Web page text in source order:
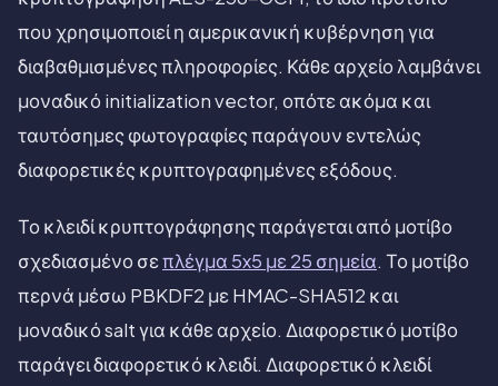
που χρησιμοποιεί η αμερικανική κυβέρνηση για
διαβαθμισμένες πληροφορίες. Κάθε αρχείο λαμβάνει
μοναδικό initialization vector, οπότε ακόμα και
ταυτόσημες φωτογραφίες παράγουν εντελώς
διαφορετικές κρυπτογραφημένες εξόδους.
Το κλειδί κρυπτογράφησης παράγεται από μοτίβο
σχεδιασμένο σεπλέγμα 5x5 με 25 σημεία. Το μοτίβο
περνά μέσω PBKDF2 με HMAC-SHA512 και
μοναδικό salt για κάθε αρχείο. Διαφορετικό μοτίβο
παράγει διαφορετικό κλειδί. Διαφορετικό κλειδί